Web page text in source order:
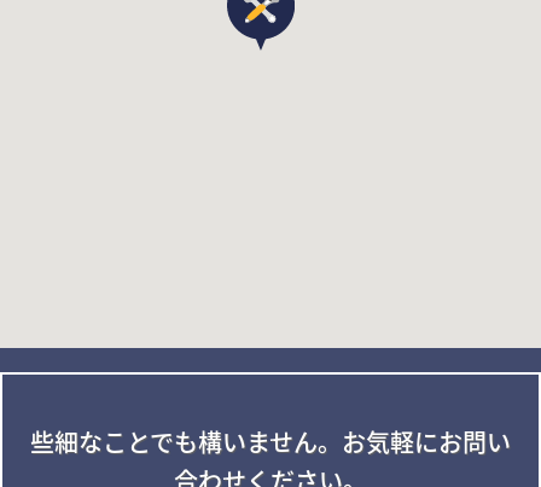
些細なことでも構いません。 お気軽にお問い